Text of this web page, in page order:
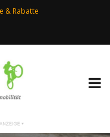
& Rabatte